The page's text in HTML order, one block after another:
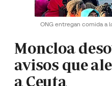
ONG entregan comida a
Moncloa
avisos que
a Ceuta